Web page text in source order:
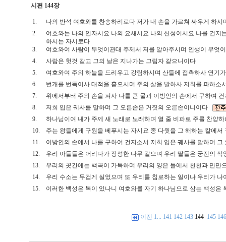
시편 144장
1.
나의 반석 여호와를 찬송하리로다 저가 내 손을 가르쳐 싸우게 하
2.
여호와는 나의 인자시요 나의 요새시요 나의 산성이시요 나를 건
하시는 자시로다
3.
여호와여 사람이 무엇이관대 주께서 저를 알아주시며 인생이 무
4.
사람은 헛것 같고 그의 날은 지나가는 그림자 같으니이다
5.
여호와여 주의 하늘을 드리우고 강림하시며 산들에 접촉하사 연기
6.
번개를 번득이사 대적을 흩으시며 주의 살을 발하사 저희를 파하
7.
위에서부터 주의 손을 펴사 나를 큰 물과 이방인의 손에서 구하여
8.
저희 입은 궤사를 말하며 그 오른손은 거짓의 오른손이니이다
9.
하나님이여 내가 주께 새 노래로 노래하며 열 줄 비파로 주를 찬양
10.
주는 왕들에게 구원을 베푸시는 자시요 종 다윗을 그 해하는 칼에
11.
이방인의 손에서 나를 구하여 건지소서 저희 입은 궤사를 말하며
12.
우리 아들들은 어리다가 장성한 나무 같으며 우리 딸들은 궁전의
13.
우리의 곳간에는 백곡이 가득하며 우리의 양은 들에서 천천과 만
14.
우리 수소는 무겁게 실었으며 또 우리를 침로하는 일이나 우리가
15.
이러한 백성은 복이 있나니 여호와를 자기 하나님으로 삼는 백성
이전 1... 141 142 143 144 145 146